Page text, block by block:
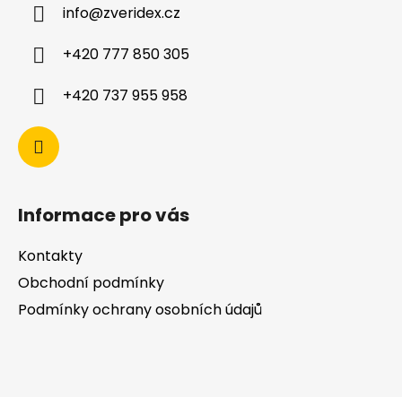
info@zveridex.cz
+420 777 850 305
+420 737 955 958
Informace pro vás
Kontakty
Obchodní podmínky
Podmínky ochrany osobních údajů